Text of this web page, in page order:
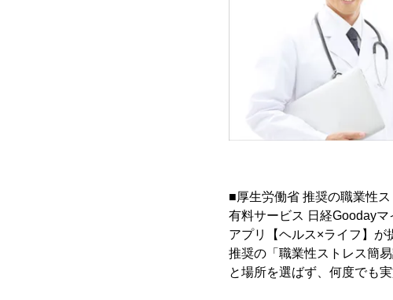
■厚生労働省 推奨の職業性
有料サービス 日経Gooday
アプリ【ヘルス×ライフ】
推奨の「職業性ストレス簡
と場所を選ばず、何度でも実